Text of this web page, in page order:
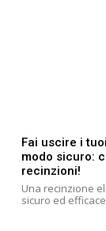
Fai uscire i
modo sicuro:
recinzioni!
Una recinzione
sicuro ed